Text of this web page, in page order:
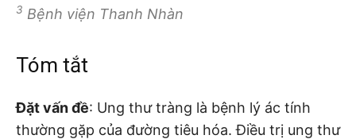
3 Bệnh viện Thanh Nhàn
Tóm tắt
Đặt vấn đề: Ung thư tràng là bệnh lý ác tính
thường gặp của đường tiêu hóa. Điều trị ung thư